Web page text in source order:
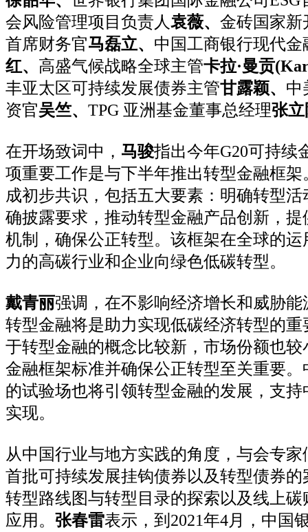
会风险管理项目负责人袁薇、 金砖国家新
首席财务官马磊立、 中国工商银行现代
红、 高盛气候战略全球主管卡拉·曼贡
丰亚太区可持续发展债券主管甘露颖、 中
资官吴竺、 TPG 亚洲基金董事总经理张
在开场致词中， 马骏指出今年G20可持续
项重要工作是与下半年推出转型金融框
成初步共识，包括五大要素：明确转型
确披露要求，推动转型金融产品创新，
机制，确保公正转型。该框架在全球的
力的高碳行业和企业向绿色低碳转型。
戴青丽强调，在不影响经济增长和威胁
转型金融将是助力实现低碳经济转型的
于转型金融的概念比较新，市场份额也
金融框架标准并确保公正转型至关重要
的试验场也将引领转型金融的发展，支
实现。
从中国行业与地方实践的角度，与会专
首批可持续发展挂钩债券以及转型债券
转型路线图与转型目录的探索以及线上
应用。 张春雷表示，到2021年4月，中国